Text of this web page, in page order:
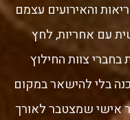
והאירועים עצמם
עם אחריות, לחץ
צוות החילוץ
בלי להישאר במקום
אישי שמצטבר לאורך